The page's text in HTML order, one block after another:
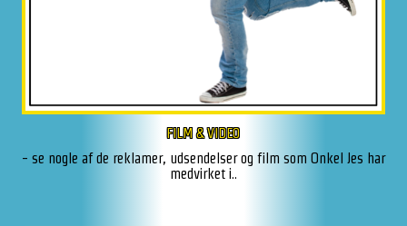
FILM & VIDEO
- se nogle af de reklamer, udsendelser og film som Onkel Jes har
medvirket i..